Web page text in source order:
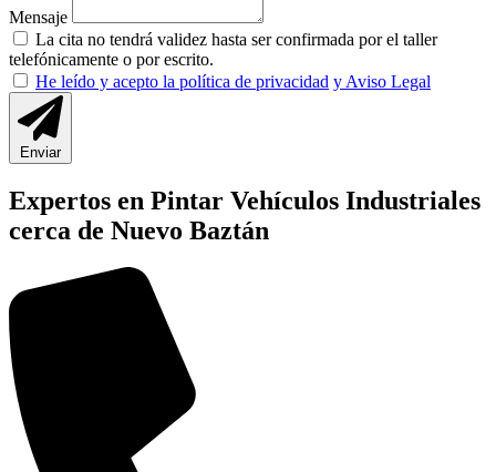
Mensaje
La cita no tendrá validez hasta ser confirmada por el taller
telefónicamente o por escrito.
He leído y acepto la política de privacidad y Aviso Legal
Enviar
Expertos en Pintar Vehículos Industriales
cerca de Nuevo Baztán